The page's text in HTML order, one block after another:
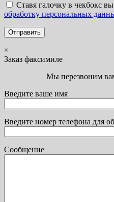
Ставя галочку в чекбокс
обработку персональных
×
Заказ факсимиле
Мы перезвоним
Введите ваше имя
Введите номер телефона для
Сообщение